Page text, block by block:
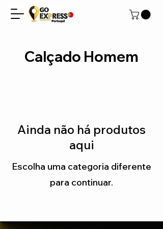
Calçado Homem
Ainda não há produtos
aqui
Escolha uma categoria diferente
para continuar.